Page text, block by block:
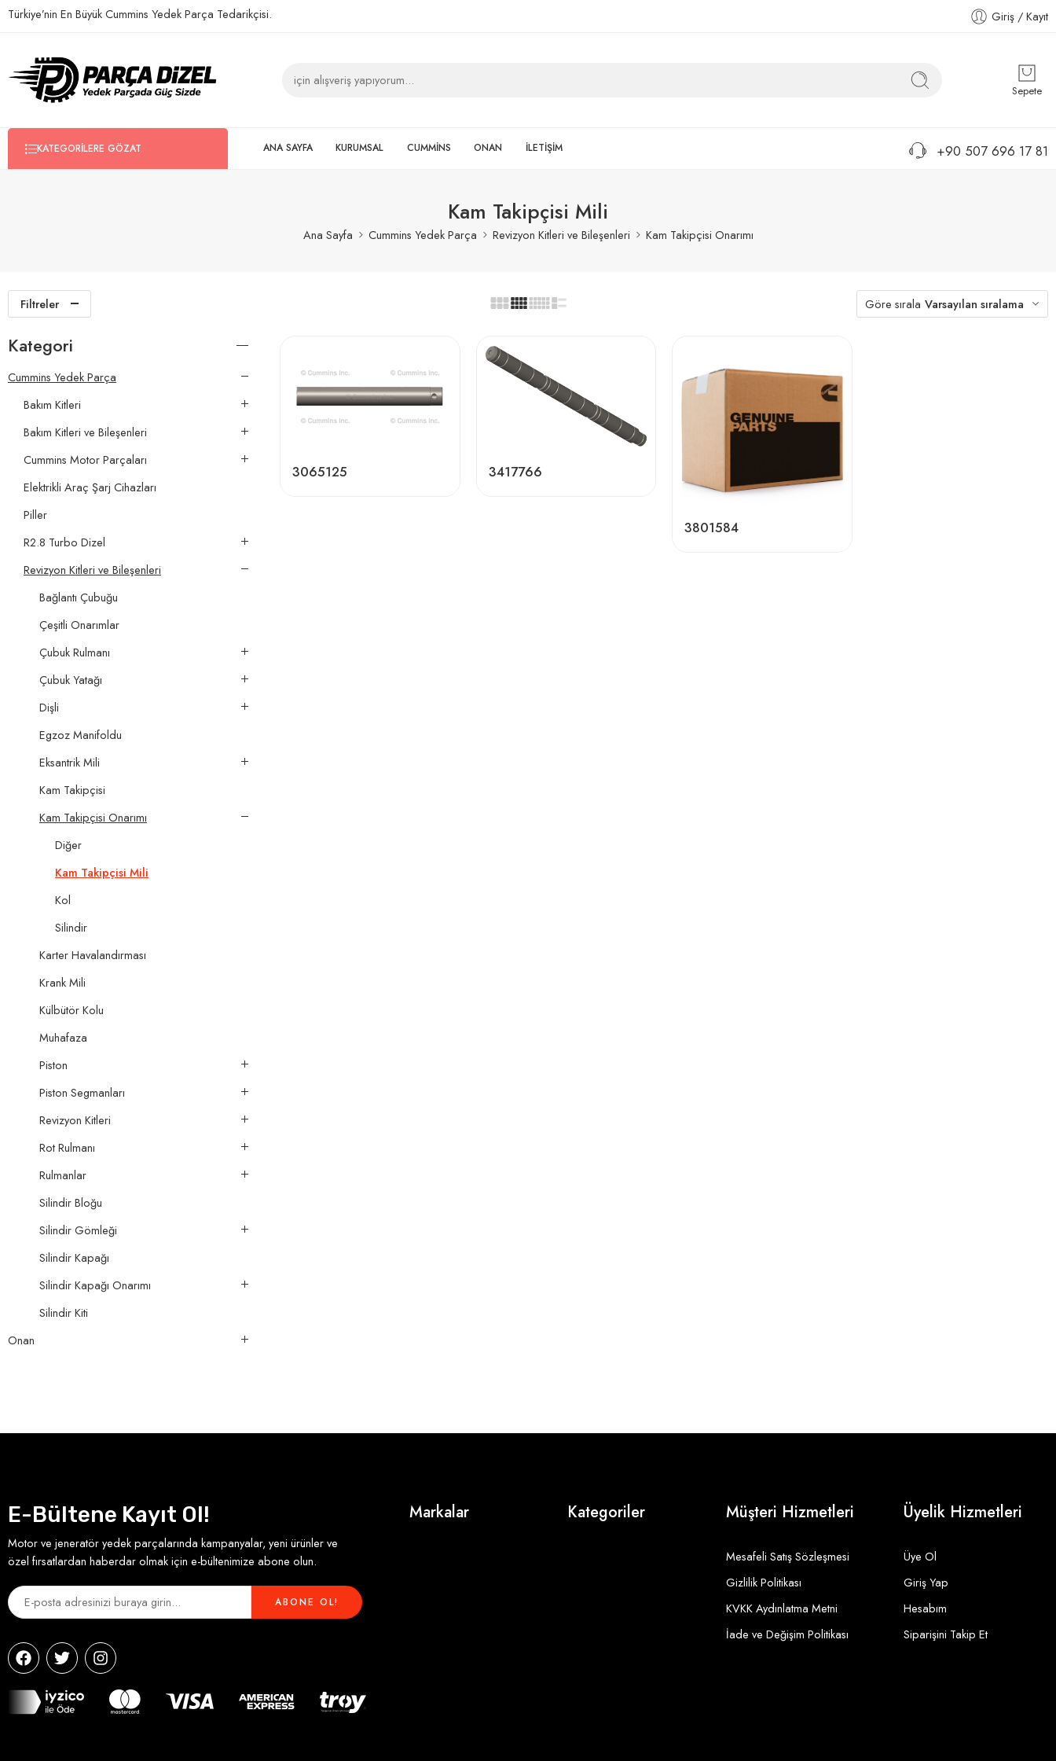
Türkiye’nin En Büyük Cummins Yedek Parça Tedarikçisi. Giriş / Kayıt
Sepete
KATEGORILERE GÖZAT ANA SAYFA KURUMSAL CUMMİNS ONAN İLETİŞİM +90 507 696 17 81
Kam Takipçisi Mili
Ana Sayfa Cummins Yedek Parça Revizyon Kitleri ve Bileşenleri Kam Takipçisi Onarımı
Filtreler Göre sırala Varsayılan sıralama
3065125 3417766
3801584
Kategori
Cummins Yedek Parça
Bakım Kitleri
Bakım Kitleri ve Bileşenleri
Cummins Motor Parçaları
Elektrikli Araç Şarj Cihazları
Piller
R2.8 Turbo Dizel
Revizyon Kitleri ve Bileşenleri
Bağlantı Çubuğu
Çeşitli Onarımlar
Çubuk Rulmanı
Çubuk Yatağı
Dişli
Egzoz Manifoldu
Eksantrik Mili
Kam Takipçisi
Kam Takipçisi Onarımı
Diğer
Kam Takipçisi Mili
Kol
Silindir
Karter Havalandırması
Krank Mili
Külbütör Kolu
Muhafaza
Piston
Piston Segmanları
Revizyon Kitleri
Rot Rulmanı
Rulmanlar
Silindir Bloğu
Silindir Gömleği
Silindir Kapağı
Silindir Kapağı Onarımı
Silindir Kiti
Onan
E-Bültene Kayıt Ol!
Motor ve jeneratör yedek parçalarında kampanyalar, yeni ürünler ve
özel fırsatlardan haberdar olmak için e-bültenimize abone olun.
Markalar Kategoriler Müşteri Hizmetleri
Mesafeli Satış Sözleşmesi
Gizlilik Politikası
KVKK Aydınlatma Metni
İade ve Değişim Politikası
Üyelik Hizmetleri
Üye Ol
Giriş Yap
Hesabım
Siparişini Takip Et